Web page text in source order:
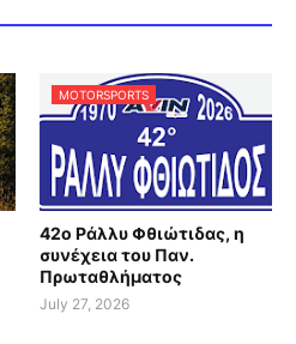
MOTORSPORTS
42ο Ράλλυ Φθιώτιδας, η
συνέχεια του Παν.
Πρωταθλήματος
July 27, 2026